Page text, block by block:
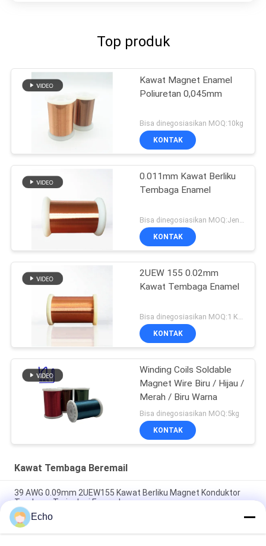
Top produk
Kawat Magnet Enamel
Poliuretan 0,045mm
Bisa dinegosiasikan MOQ:10kg
KONTAK
0.011mm Kawat Berliku
Tembaga Enamel
Bisa dinegosiasikan MOQ:Jenis yang berbeda dengan MOQ berbeda
KONTAK
2UEW 155 0.02mm
Kawat Tembaga Enamel
KONTAK
Winding Coils Soldable
Magnet Wire Biru / Hijau /
Merah / Biru Warna
Bisa dinegosiasikan MOQ:5kg
KONTAK
Kawat Tembaga Beremail
39 AWG 0.09mm 2UEW155 Kawat Berliku Magnet Konduktor
Tembaga Terisolasi Enamel
0.011mm 2UEW155 Enamel Dilapisi Kawat Tembaga Untuk
Motor Berliku
Echo